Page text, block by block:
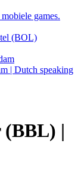
games.
(BOL)
| Dutch speaking
(BBL) |